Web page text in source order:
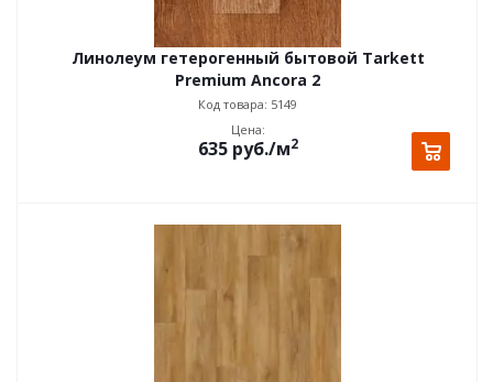
Линолеум гетерогенный бытовой Tarkett
Premium Ancora 2
Код товара: 5149
Цена:
635руб./м2